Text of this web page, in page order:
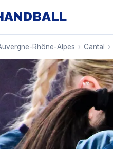
Rhône-Alpes › Cantal ›